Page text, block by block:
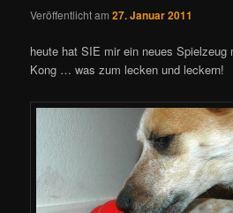
Veröffentlicht am27. Januar 2011
heute hat SIE mir ein neues
Kong … was zum lecken und leckern!